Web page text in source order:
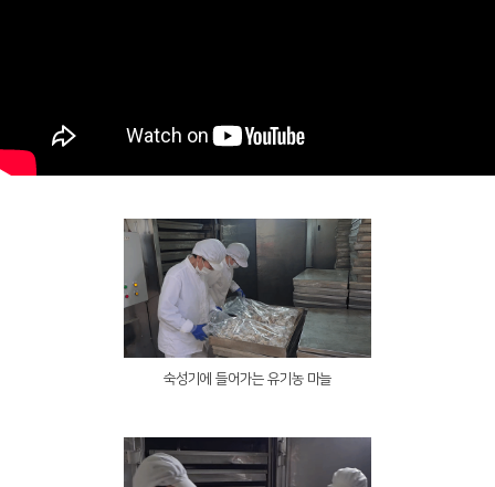
숙성기에 들어가는 유기농 마늘